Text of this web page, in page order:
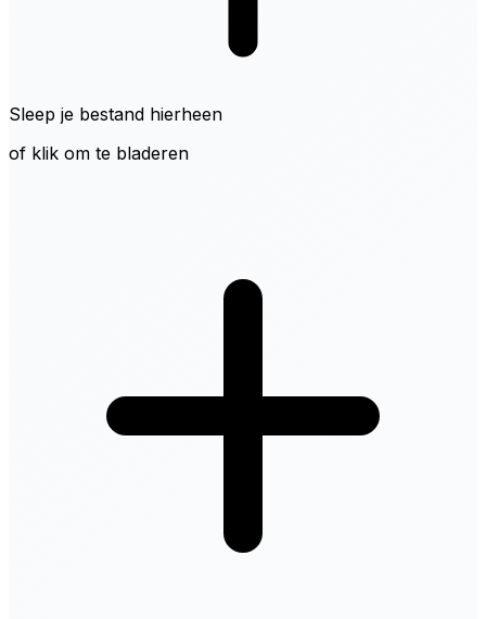
Sleep je bestand hierheen
of klik om te bladeren